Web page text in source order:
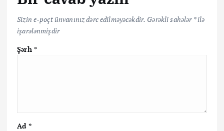
Sizin e-poçt ünvanınız dərc edilməyəcəkdir. Gərəkli sahələr *ilə
işarələnmişdir
Şərh *
Ad *